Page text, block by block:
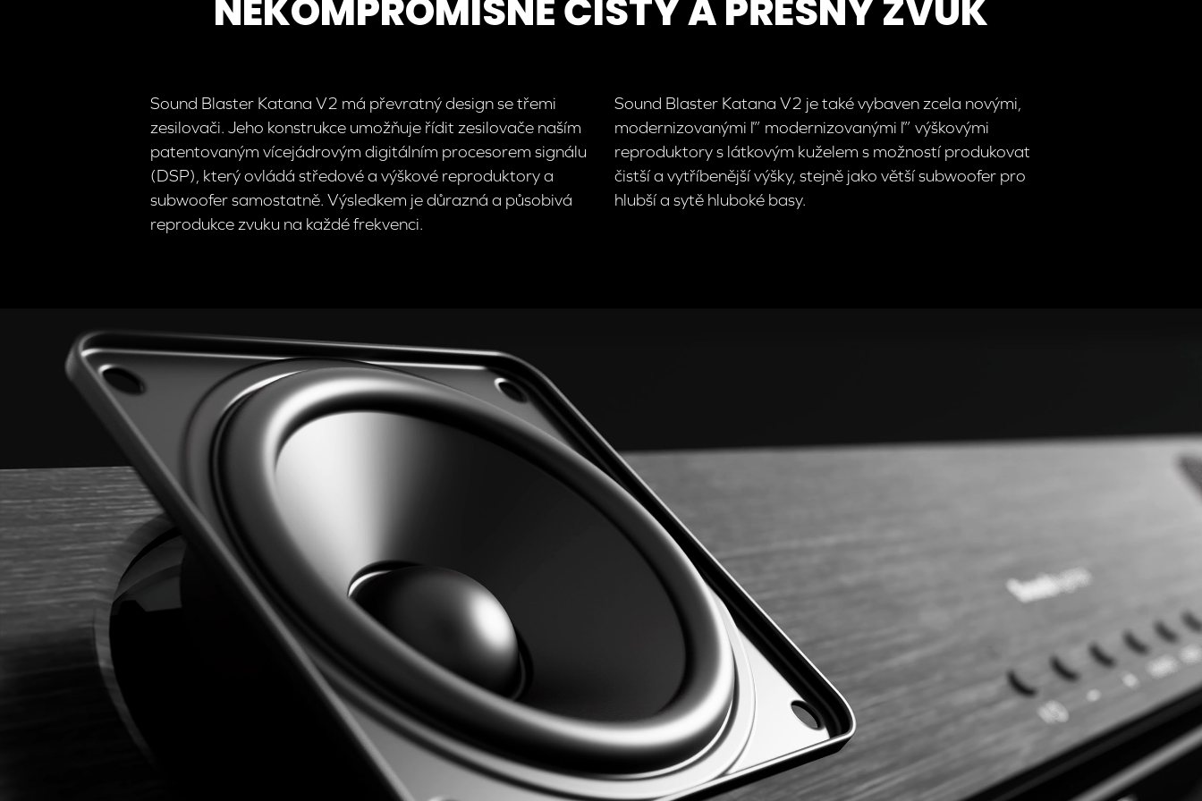
NEKOMPROMISNĚ ČISTÝ A PŘESNÝ ZVUK
Sound Blaster Katana V2 má převratný design se třemi
zesilovači. Jeho konstrukce umožňuje řídit zesilovače naším
patentovaným vícejádrovým digitálním procesorem signálu
(DSP), který ovládá středové a výškové reproduktory a
subwoofer samostatně. Výsledkem je důrazná a působivá
reprodukce zvuku na každé frekvenci.
Sound Blaster Katana V2 je také vybaven zcela novými,
modernizovanými ľ” modernizovanými ľ” výškovými
reproduktory s látkovým kuželem s možností produkovat
čistší a vytříbenější výšky, stejně jako větší subwoofer pro
hlubší a sytě hluboké basy.